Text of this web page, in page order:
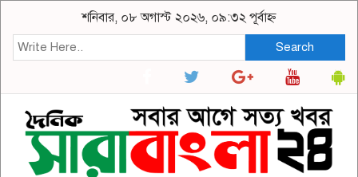
শনিবার, ০৮ অগাস্ট ২০২৬, ০৯:৩২ পূর্বাহ্ন
Search